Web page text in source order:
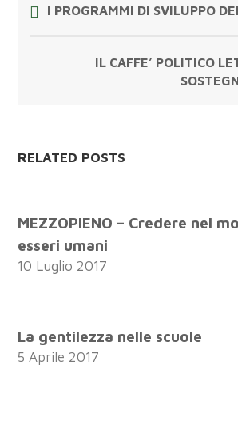
I PROGRAMMI DI SVILUPPO
IL CAFFE’ POLITICO
RELATED POSTS
MEZZOPIENO – Credere nel
esseri umani
10 Luglio 2017
La gentilezza nelle scuole
5 Aprile 2017